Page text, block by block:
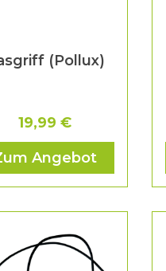
(Pollux)
19,99 €
Angebot